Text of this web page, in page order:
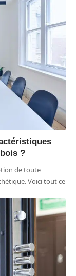
?
de toute
Voici tout ce